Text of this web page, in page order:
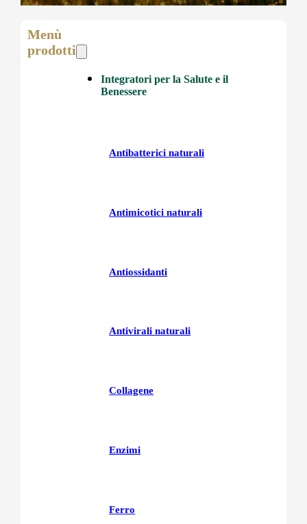
Menù
prodotti
Integratori per la Salute e il
Benessere
Antibatterici naturali
Antimicotici naturali
Antiossidanti
Antivirali naturali
Collagene
Enzimi
Ferro